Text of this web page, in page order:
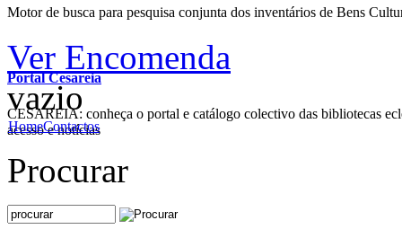
Motor de busca para pesquisa conjunta dos inventários de Bens
Portal Cesareia
CESAREIA: conheça o portal e catálogo colectivo das bibliotecas
acesso e notícias
Ver Encomenda
vazio
HomeContactos
Procurar